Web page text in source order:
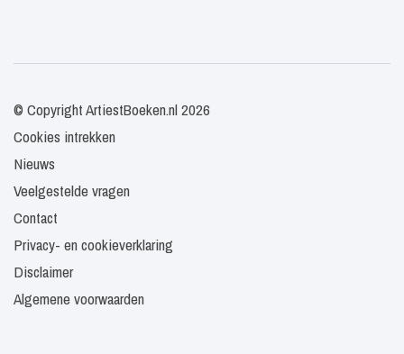
© Copyright ArtiestBoeken.nl 2026
Cookies intrekken
Nieuws
Veelgestelde vragen
Contact
Privacy- en cookieverklaring
Disclaimer
Algemene voorwaarden